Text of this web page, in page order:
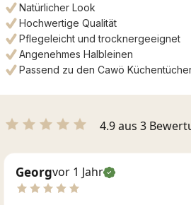
Natürlicher Look
Hochwertige Qualität
Pflegeleicht und trocknergeeignet
Angenehmes Halbleinen
Passend zu den Cawö
4.9 aus 3
Georgvor 1 Jahr